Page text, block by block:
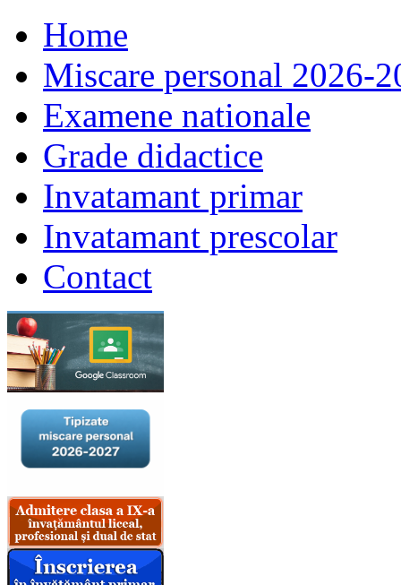
Home
Miscare personal 2026-
Examene nationale
Grade didactice
Invatamant primar
Invatamant prescolar
Contact